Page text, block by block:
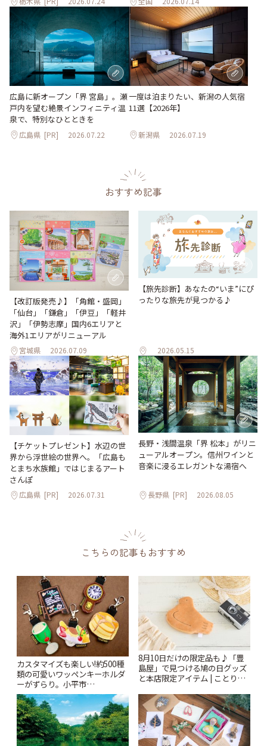
広島に新オープン「界 宮島」。瀬
戸内を望む絶景インフィニティ温
泉で、特別なひとときを
広島県 [PR] 2026.07.22
一度は泊まりたい、新潟の人気宿
11選【2026年】
新潟県 2026.07.19
おすすめ記事
【改訂版発売♪】「角館・盛岡」
「仙台」「鎌倉」「伊豆」「軽井
沢」「伊勢志摩」国内6エリアと
海外1エリアがリニューアル
宮城県 2026.07.09
【旅先診断】あなたの“いま”にぴ
ったりな旅先が見つかる♪
2026.05.15
【チケットプレゼント】水辺の世
界から浮世絵の世界へ。「広島も
とまち水族館」ではじまるアート
さんぽ
広島県 [PR] 2026.07.31
長野・浅間温泉「界 松本」がリニ
ューアルオープン。信州ワインと
音楽に浸るエレガントな湯宿へ
長野県 [PR] 2026.08.05
こちらの記事もおすすめ
カスタマイズも楽しい!約500種
類の可愛いワッペンキーホルダ
ーがずらり。小平市
「Kimamaya T&K」 | ことりっ
ぷ
8月10日だけの限定品も♪「豊
島屋」で見つける鳩の日グッズ
と本店限定アイテム | ことりっ